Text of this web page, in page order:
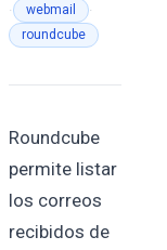
·
webmail ·
roundcube
Roundcube
permite listar
los correos
recibidos de